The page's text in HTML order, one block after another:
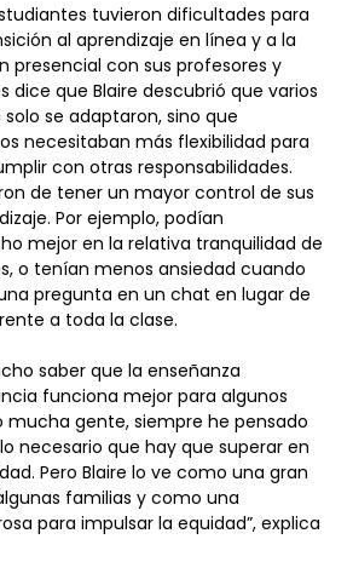
tuvieron dificultades para
al aprendizaje en línea y a la
presencial con sus profesores y
dice que Blaire descubrió que varios
se adaptaron, sino que
necesitaban más flexibilidad para
con otras responsabilidades.
de tener un mayor control de sus
Por ejemplo, podían
mejor en la relativa tranquilidad de
o tenían menos ansiedad cuando
pregunta en un chat en lugar de
a toda la clase.
saber que la enseñanza
funciona mejor para algunos
mucha gente, siempre he pensado
necesario que hay que superar en
Pero Blaire lo ve como una gran
familias y como una
para impulsar la equidad”, explica